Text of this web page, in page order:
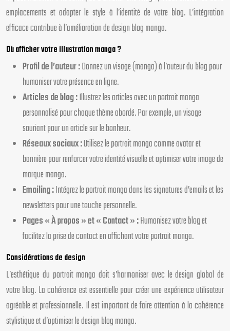
emplacements et adapter le style à l’identité de votre blog. L’intégration
efficace contribue à l’amélioration de design blog manga.
Où afficher votre illustration manga ?
Profil de l’auteur :Donnez un visage (manga) à l’auteur du blog pour
humaniser votre présence en ligne.
Articles de blog :Illustrez les articles avec un portrait manga
personnalisé pour chaque thème abordé. Par exemple, un visage
souriant pour un article sur le bonheur.
Réseaux sociaux :Utilisez le portrait manga comme avatar et
bannière pour renforcer votre identité visuelle et optimiser votre image de
marque manga.
Emailing :Intégrez le portrait manga dans les signatures d’emails et les
newsletters pour une touche personnelle.
Pages « À propos » et « Contact » :Humanisez votre blog et
facilitez la prise de contact en affichant votre portrait manga.
Considérations de design
L’esthétique du portrait manga doit s’harmoniser avec le design global de
votre blog. La cohérence est essentielle pour créer une expérience utilisateur
agréable et professionnelle. Il est important de faire attention à la cohérence
stylistique et d’optimiser le design blog manga.